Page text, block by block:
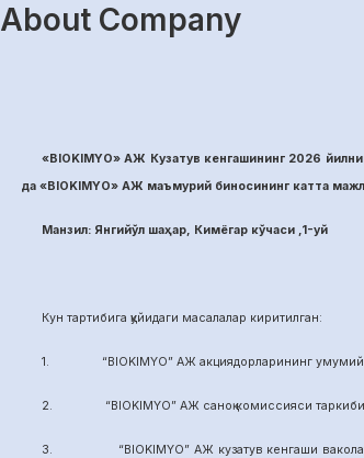
About Company
«BIOKIMYO» АЖ Кузатув кенгашининг 2026
да «BIOKIMYO» АЖ маъмурий биносининг катта
Манзил: Янгийўл шаҳар, Кимёгар кўчаси ,1-уй
Кун тартибига қуйидаги масалалар киритилган:
1. “BIOKIMYO” АЖ акциядорларининг умумий
2. “BIOKIMYO” АЖ саноқ комиссияси
3. “BIOKIMYO” АЖ кузатув кенгаши ваколатига